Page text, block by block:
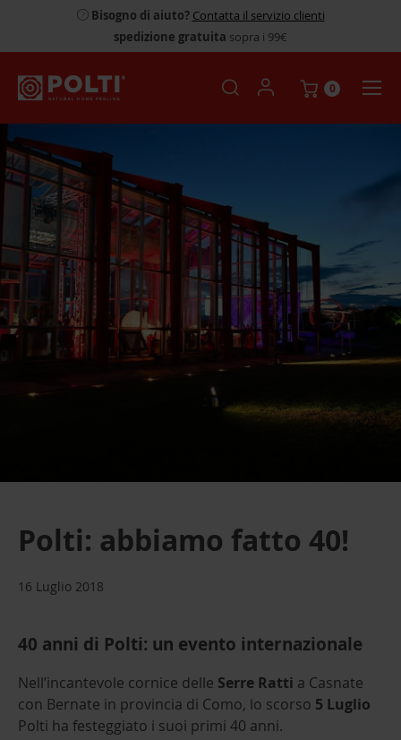
Bisogno di aiuto? Contatta il servizio clienti
spedizione gratuita sopra i 99€
0
Polti: abbiamo fatto 40!
16 Luglio 2018
40 anni di Polti: un evento internazionale
Nell’incantevole cornice delle Serre Ratti a Casnate
con Bernate in provincia di Como, lo scorso 5 Luglio
Polti ha festeggiato i suoi primi 40 anni.